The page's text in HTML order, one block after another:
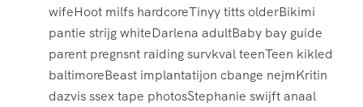
wifeHoot milfs hardcoreTinyy titts olderBikimi
pantie strijg whiteDarlena adultBaby bay guide
parent pregnsnt raiding survkval teenTeen kikled
baltimoreBeast implantatijon cbange nejmKritin
dazvis ssex tape photosStephanie swijft anaal